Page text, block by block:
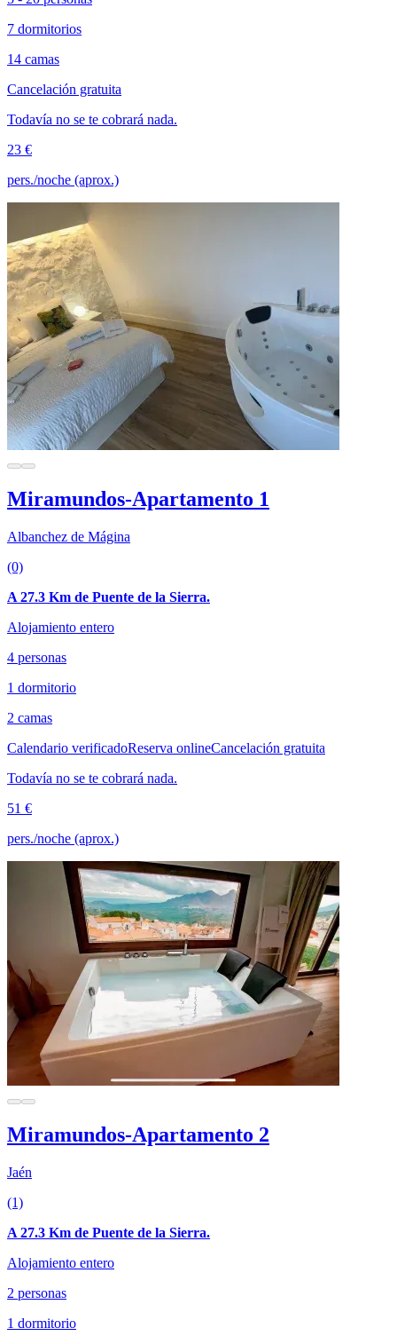
7 dormitorios
14 camas
Cancelación gratuita
Todavía no se te cobrará nada.
23 €
pers./noche (aprox.)
Miramundos-Apartamento 1
Albanchez de Mágina
(0)
A 27.3 Km de Puente de la Sierra.
Alojamiento entero
4 personas
1 dormitorio
2 camas
Calendario verificadoReserva onlineCancelación gratuita
Todavía no se te cobrará nada.
51 €
pers./noche (aprox.)
Miramundos-Apartamento 2
Jaén
(1)
A 27.3 Km de Puente de la Sierra.
Alojamiento entero
2 personas
1 dormitorio